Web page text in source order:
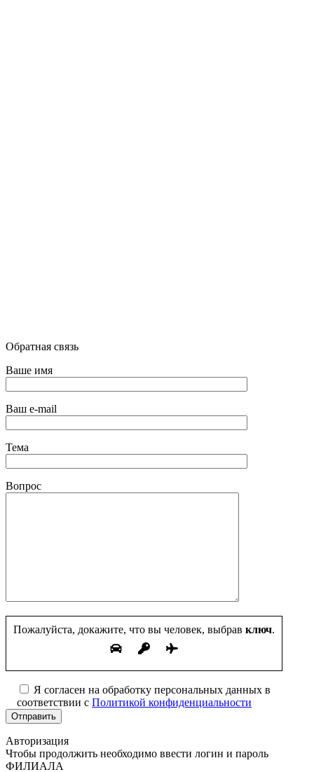
Обратная связь
Ваше имя
Ваш e-mail
Тема
Вопрос
Пожалуйста, докажите, что вы человек, выбрав ключ.
Я согласен на обработку персональных данных в
соответствии с Политикой конфиденциальности
Авторизация
Чтобы продолжить необходимо ввести логин и пароль
ФИЛИАЛА